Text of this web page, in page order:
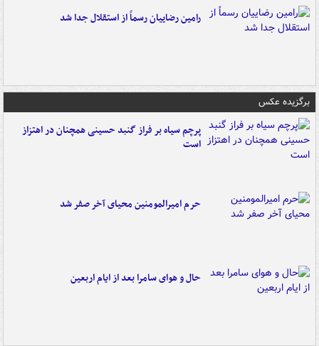
رامین رضاییان رسماً از استقلال جدا شد
برگزیده عکس
پرچم سیاه بر فراز گنبد حسینی همچنان در اهتزاز
است
حرم امیرالمومنین محیای آخر صفر شد
حال و هوای سامرا بعد از ایام اربعین